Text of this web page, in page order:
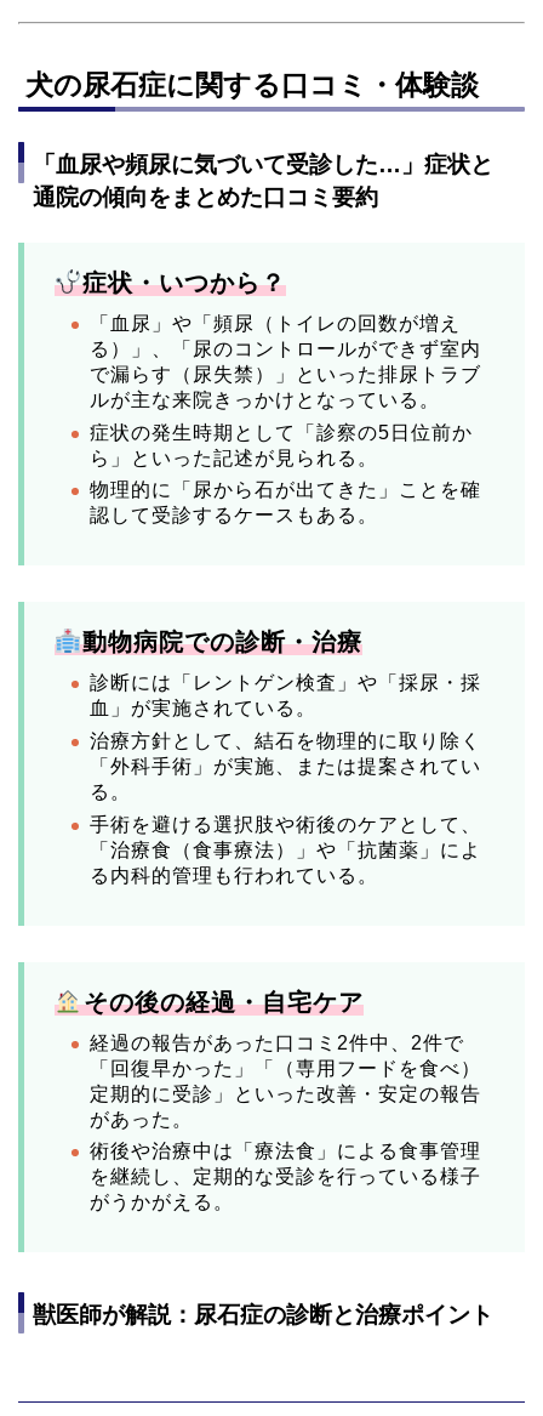
犬の尿石症に関する口コミ・体験談
「血尿や頻尿に気づいて受診した…」症状と
通院の傾向をまとめた口コミ要約
症状・いつから？
「血尿」や「頻尿（トイレの回数が増え
る）」、「尿のコントロールができず室内
で漏らす（尿失禁）」といった排尿トラブ
ルが主な来院きっかけとなっている。
症状の発生時期として「診察の5日位前か
ら」といった記述が見られる。
物理的に「尿から石が出てきた」ことを確
認して受診するケースもある。
動物病院での診断・治療
診断には「レントゲン検査」や「採尿・採
血」が実施されている。
治療方針として、結石を物理的に取り除く
「外科手術」が実施、または提案されてい
る。
手術を避ける選択肢や術後のケアとして、
「治療食（食事療法）」や「抗菌薬」によ
る内科的管理も行われている。
️その後の経過・自宅ケア
経過の報告があった口コミ2件中、2件で
「回復早かった」「（専用フードを食べ）
定期的に受診」といった改善・安定の報告
があった。
術後や治療中は「療法食」による食事管理
を継続し、定期的な受診を行っている様子
がうかがえる。
獣医師が解説：尿石症の診断と治療ポイント